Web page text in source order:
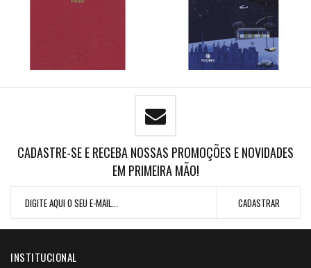
CADASTRE-SE E RECEBA NOSSAS PROMOÇÕES E NOVIDADES
EM PRIMEIRA MÃO!
INSTITUCIONAL